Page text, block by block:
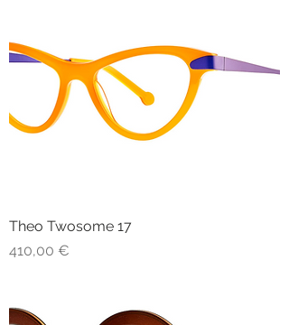
Theo Twosome 17
Prezzo
410,00 €